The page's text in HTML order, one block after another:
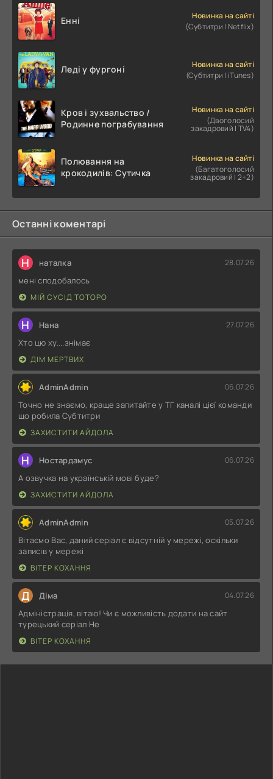
Енні
Новинка на сайті
(Субтитри | Netflix)
Леді у фургоні
Новинка на сайті
(Субтитри | iTunes)
Кров і зухвальство /
Родинне пограбування
Новинка на сайті
(Двоголосий
закадровий | TV4)
Полювання на
крокодилів: Сутичка
Новинка на сайті
(Багатоголосий
закадровий | 2+2)
Останні коментарі
Н наталка 28.07.26
мені сподобалось
МІЙ СУСІД ТОТОРО
Н Нана 27.07.26
Хто цю ху....знімає
ДІМ МЕРТВИХ
AdminAdmin 06.07.26
Точно не знаємо, краще запитайте у ТГ каналі цієї команди
що робила Субтитри
ЗАХИСТИТИ АЙДОЛА
Н Ностардамус 06.07.26
А озвучка на українській мові буде?
ЗАХИСТИТИ АЙДОЛА
AdminAdmin 05.07.26
Вітаємо Вас, даний серіал є відсутній у мережі, оскільки
записів у мережі
ВІТЕР КОХАННЯ
Д Діма 04.07.26
Адміністрація, вітаю! Чи є можливість додати на сайт
турецький серіал Не
ВІТЕР КОХАННЯ